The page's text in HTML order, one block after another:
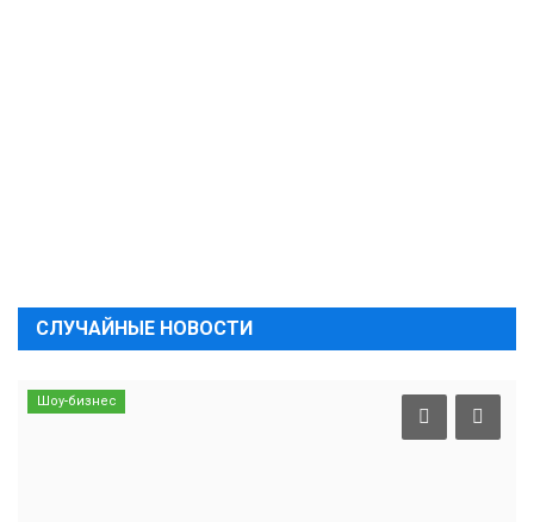
СЛУЧАЙНЫЕ НОВОСТИ
Шоу-бизнес